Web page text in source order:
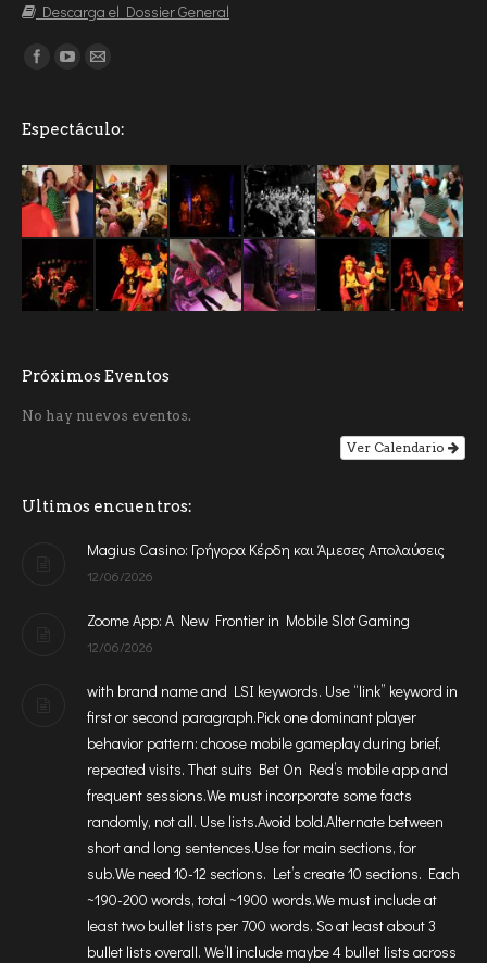
Descarga el Dossier General
Encuéntranos en:
Espectáculo:
Próximos Eventos
No hay nuevos eventos.
Ver Calendario
Ultimos encuentros:
Magius Casino: Γρήγορα Κέρδη και Άμεσες Απολαύσεις
12/06/2026
Zoome App: A New Frontier in Mobile Slot Gaming
12/06/2026
with brand name and LSI keywords. Use “link” keyword in
first or second paragraph.Pick one dominant player
behavior pattern: choose mobile gameplay during brief,
repeated visits. That suits Bet On Red’s mobile app and
frequent sessions.We must incorporate some facts
randomly, not all. Use lists.Avoid bold.Alternate between
short and long sentences.Use for main sections, for
sub.We need 10-12 sections. Let’s create 10 sections. Each
~190-200 words, total ~1900 words.We must include at
least two bullet lists per 700 words. So at least about 3
bullet lists overall. We’ll include maybe 4 bullet lists across